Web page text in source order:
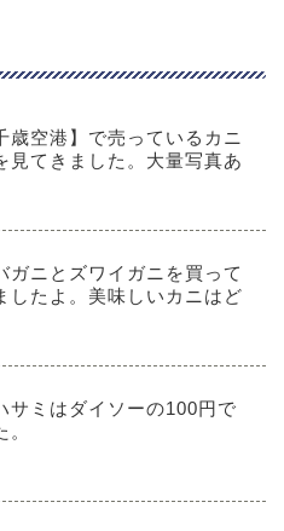
歳空港】で売っているカニ
見てきました。大量写真あ
ガニとズワイガニを買って
したよ。美味しいカニはど
サミはダイソーの100円で